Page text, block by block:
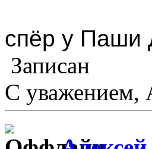
спёр у Паши
Записан
С уважением,